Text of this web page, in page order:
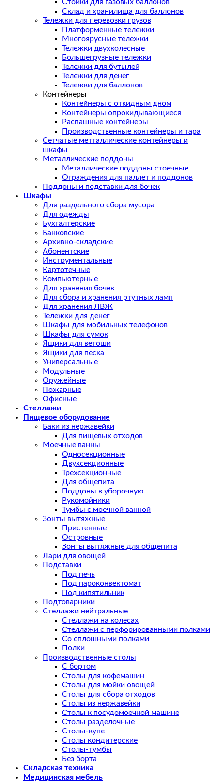
Стойки для газовых баллонов
Склад и хранилища для баллонов
Тележки для перевозки грузов
Платформенные тележки
Многоярусные тележки
Тележки двухколесные
Большегрузные тележки
Тележки для бутылей
Тележки для денег
Тележки для баллонов
Контейнеры
Контейнеры с откидным дном
Контейнеры опрокидывающиеся
Распашные контейнеры
Производственные контейнеры и тара
Сетчатые метталлические контейнеры и
шкафы
Металлические поддоны
Металлические поддоны стоечные
Ограждения для паллет и поддонов
Поддоны и подставки для бочек
Шкафы
Для раздельного сбора мусора
Для одежды
Бухгалтерские
Банковские
Архивно-складские
Абонентские
Инструментальные
Картотечные
Компьютерные
Для хранения бочек
Для сбора и хранения ртутных ламп
Для хранения ЛВЖ
Тележки для денег
Шкафы для мобильных телефонов
Шкафы для сумок
Ящики для ветоши
Ящики для песка
Универсальные
Модульные
Оружейные
Пожарные
Офисные
Стеллажи
Пищевое оборудование
Баки из нержавейки
Для пищевых отходов
Моечные ванны
Односекционные
Двухсекционные
Трехсекционные
Для общепита
Поддоны в уборочную
Рукомойники
Тумбы с моечной ванной
Зонты вытяжные
Пристенные
Островные
Зонты вытяжные для общепита
Лари для овощей
Подставки
Под печь
Под пароконвектомат
Под кипятильник
Подтоварники
Стеллажи нейтральные
Стеллажи на колесах
Стеллажи с перфорированными полками
Со сплошными полками
Полки
Производственные столы
С бортом
Столы для кофемашин
Столы для мойки овощей
Столы для сбора отходов
Столы из нержавейки
Столы к посудомоечной машине
Столы разделочные
Столы-купе
Столы кондитерские
Столы-тумбы
Без борта
Складская техника
Медицинская мебель